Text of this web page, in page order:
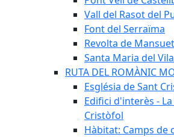
Vall del Rasot del
Font del Serraïma
Revolta de
Santa Maria del
RUTA DEL ROMÀNIC
Església de Sant
Edifici d'interès -
Cristòfol
Hàbitat: Camps de